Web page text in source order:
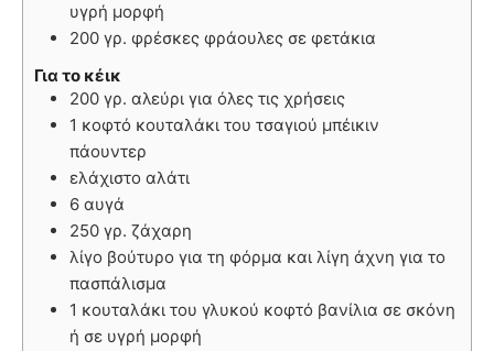
υγρή μορφή
200 γρ. φρέσκες φράουλες σε φετάκια
Για το κέικ
200 γρ. αλεύρι για όλες τις χρήσεις
1 κοφτό κουταλάκι του τσαγιού μπέικιν
πάουντερ
ελάχιστο αλάτι
6 αυγά
250 γρ. ζάχαρη
λίγο βούτυρο για τη φόρμα και λίγη άχνη για το
πασπάλισμα
1 κουταλάκι του γλυκού κοφτό βανίλια σε σκόνη
ή σε υγρή μορφή